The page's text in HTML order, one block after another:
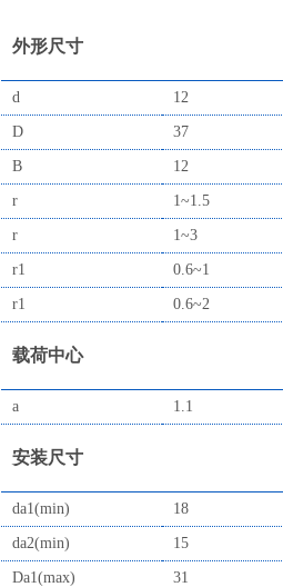
外形尺寸
d 12
D 37
B 12
r 1~1.5
r 1~3
r1 0.6~1
r1 0.6~2
载荷中心
a 1.1
安装尺寸
da1(min) 18
da2(min) 15
Da1(max) 31